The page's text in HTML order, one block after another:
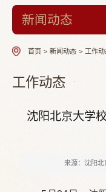
新闻动态
首页 > 新闻动态 > 工作动
工作动态
沈阳北京大学
来源：沈阳北